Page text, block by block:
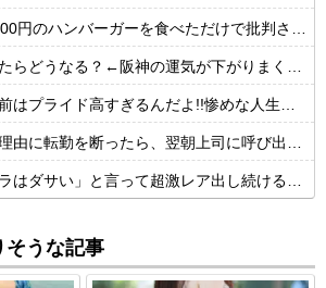
円のハンバーガーを食べただけで批判される
どうなる？←阪神の運気が下がりまくるやろな
ライド高すぎるんだよ!!惨めな人生受け入れろよ!!」
に転勤を断ったら、翌朝上司に呼び出された結果
ダサい」と言って超激レア出し続ける脳キンw
そうな記事